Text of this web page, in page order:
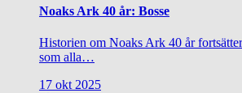
Noaks Ark 40 år: Bosse
Historien om Noaks Ark 40 år
som alla…
17 okt 2025